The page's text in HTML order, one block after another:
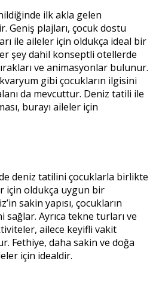
ilk akla gelen
Geniş plajları, çocuk dostu
ile aileler için oldukça ideal bir
şey dahil konseptli otellerde
ve animasyonlar bulunur.
gibi çocukların ilgisini
da mevcuttur. Deniz tatili ile
burayı aileler için
deniz tatilini çocuklarla birlikte
için oldukça uygun bir
sakin yapısı, çocukların
Ayrıca tekne turları ve
ailece keyifli vakit
Fethiye, daha sakin ve doğa
için idealdir.